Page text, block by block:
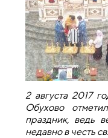
2 августа 2017
Обухово
праздник, ведь
недавно в честь